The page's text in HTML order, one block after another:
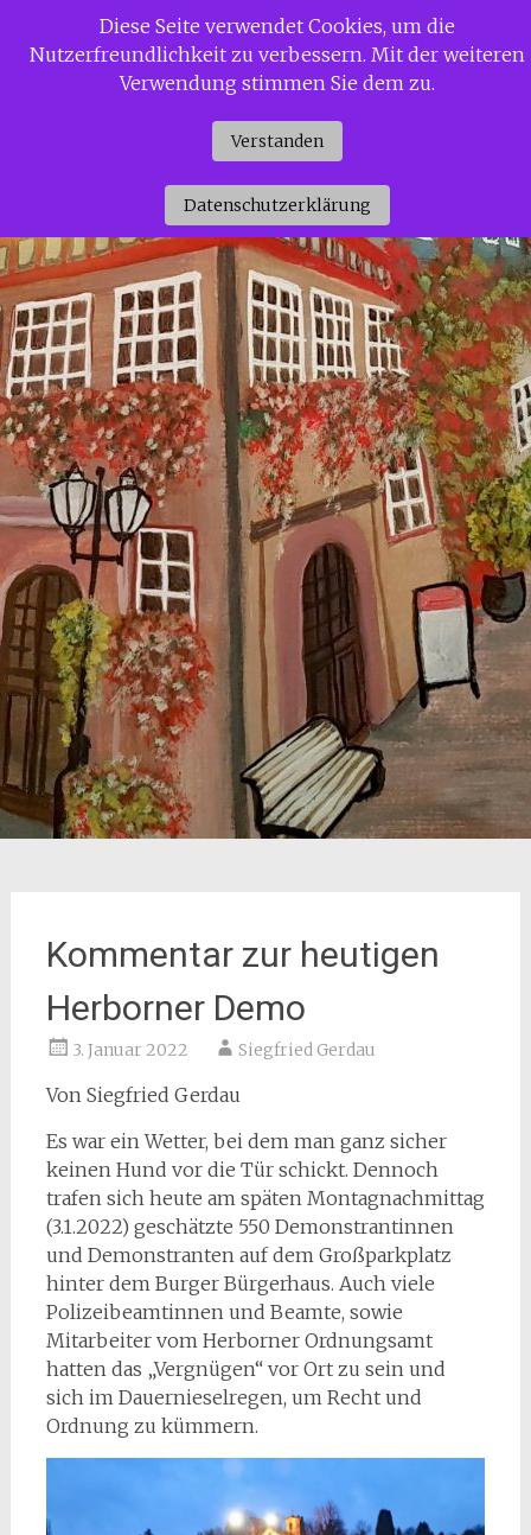
InhaltSiggi Gerdaus Welt
Kommentar zur heutigen
Herborner Demo
3. Januar 2022 Siegfried Gerdau
Von Siegfried Gerdau
Es war ein Wetter, bei dem man ganz sicher
keinen Hund vor die Tür schickt. Dennoch
trafen sich heute am späten Montagnachmittag
(3.1.2022) geschätzte 550 Demonstrantinnen
und Demonstranten auf dem Großparkplatz
hinter dem Burger Bürgerhaus. Auch viele
Polizeibeamtinnen und Beamte, sowie
Mitarbeiter vom Herborner Ordnungsamt
hatten das „Vergnügen“ vor Ort zu sein und
sich im Dauernieselregen, um Recht und
Ordnung zu kümmern.
Diese Seite verwendet Cookies, um die
Nutzerfreundlichkeit zu verbessern. Mit der weiteren
Verwendung stimmen Sie dem zu.
Verstanden
Datenschutzerklärung